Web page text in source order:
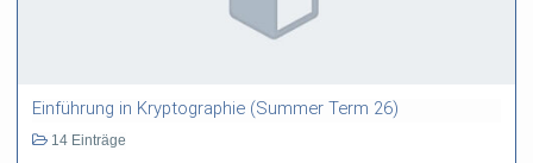
Einführung in Kryptographie (Summer Term 26)
14 Einträge